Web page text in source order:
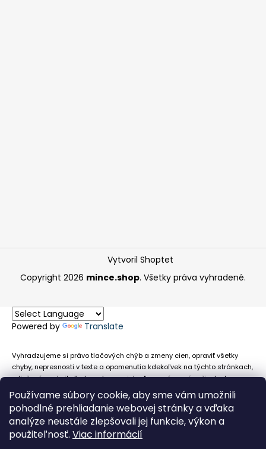
Používame súbory cookie, aby sme vám umožnili
pohodlné prehliadanie webovej stránky a vďaka
analýze neustále zlepšovali jej funkcie, výkon a
použiteľnosť. Viac informácií
Vytvoril Shoptet
Copyright 2026 mince.shop. Všetky práva vyhradené.
Powered by Translate
Vyhradzujeme si právo tlačových chýb a zmeny cien, opraviť všetky
chyby, nepresnosti v texte a opomenutia kdekoľvek na týchto stránkach,
a tiež právo akejkoľvek osobe zamietnuť neoprávnenú požiadavku na
chybne uvedený text. Na stránkach sa môžu vyskytnúť technické
nepresnosti a typografické chyby alebo opomenutia v súvislosti s
informáciami zobrazenými na týchto stránkach, nevyplýva nám žiadna
povinnosť ani zodpovednosť v prípade, že sa spoliehajú na nepresné
informácie poskytované na týchto stránkach.